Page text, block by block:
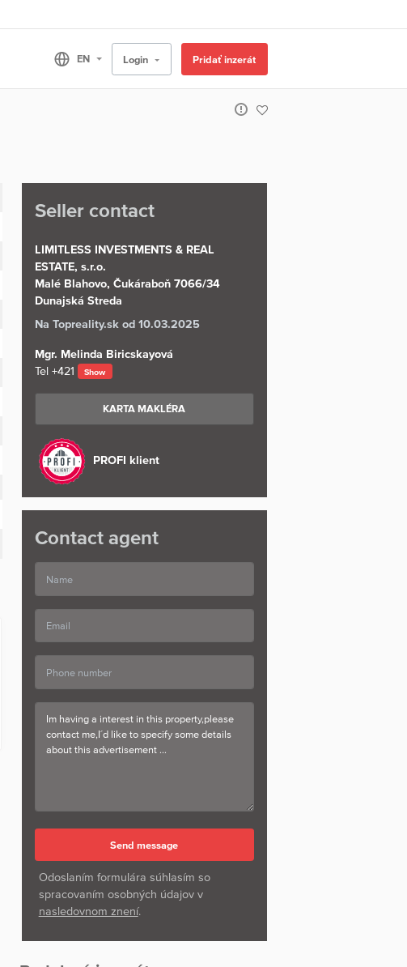
Login Pridať inzerát
Seller contact
LIMITLESS INVESTMENTS & REAL
ESTATE, s.r.o.
Malé Blahovo, Čukáraboň 7066/34
Dunajská Streda
Na Topreality.sk od 10.03.2025
Mgr. Melinda Biricskayová
Tel+421 Show
KARTA MAKLÉRA
PROFI klient
Contact agent
Odoslaním formulára súhlasím so
spracovaním osobných údajov v
nasledovnom znení.